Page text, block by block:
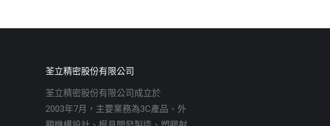
荃立精密股份有限公司
荃立精密股份有限公司成立於
2003年7月，主要業務為3C產品、外